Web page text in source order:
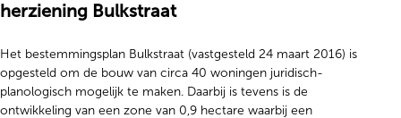
herziening Bulkstraat
Het bestemmingsplan Bulkstraat (vastgesteld 24 maart 2016) is
opgesteld om de bouw van circa 40 woningen juridisch-
planologisch mogelijk te maken. Daarbij is tevens is de
ontwikkeling van een zone van 0,9 hectare waarbij een